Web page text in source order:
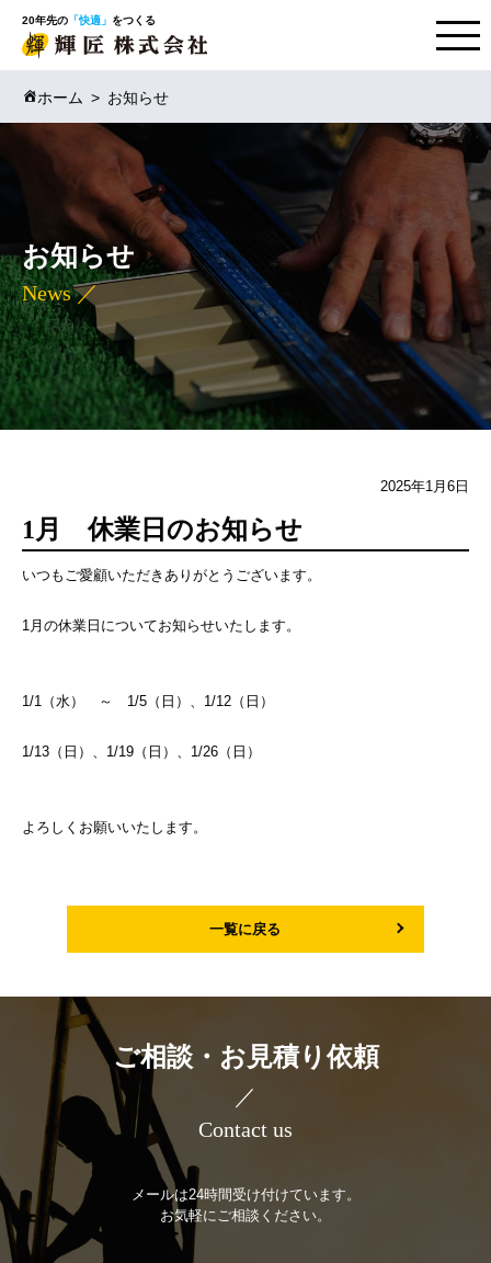
20年先の 「快適」 をつくる
ホーム お知らせ
お知らせ
News ／
2025年1月6日
1月 休業日のお知らせ
いつもご愛顧いただきありがとうございます。
1月の休業日についてお知らせいたします。
1/1（水） ～ 1/5（日）、1/12（日）
1/13（日）、1/19（日）、1/26（日）
よろしくお願いいたします。
一覧に戻る
ご相談・お見積り依頼
／
Contact us
メールは24時間受け付けています。
お気軽にご相談ください。